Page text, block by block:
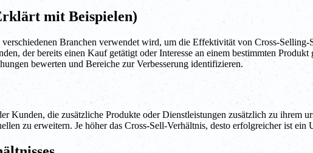
mit Beispielen)
Branchen verwendet wird, um die Effektivität von Cross-Selling-
der bereits einen Kauf getätigt oder Interesse an einem bestimmten
bewerten und Bereiche zur Verbesserung identifizieren.
Kunden, die zusätzliche Produkte oder Dienstleistungen zusätzlich zu
zu erweitern. Je höher das Cross-Sell-Verhältnis, desto erfolgreicher ist